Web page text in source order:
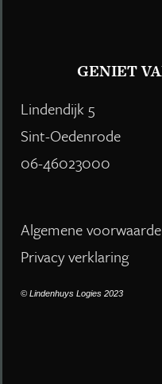
GENIET
Lindendijk 5
Sint-Oedenrode
06-46023000
Algemene
Privacy verklaring
© Lindenhuys Logies 2023